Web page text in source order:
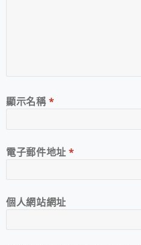
顯示名稱*
電子郵件地址*
個人網站網址